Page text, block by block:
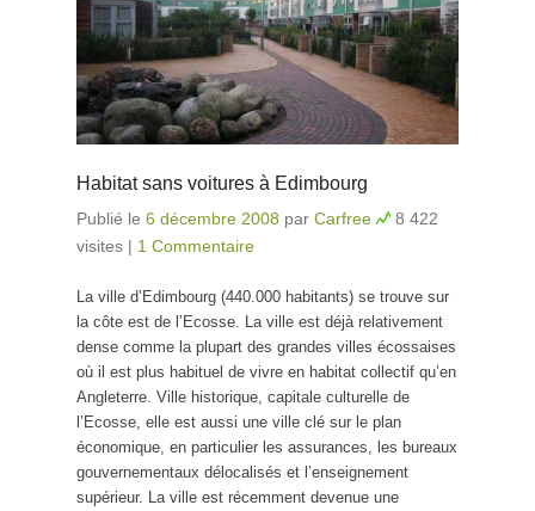
Habitat sans voitures à Edimbourg
Publié le 6 décembre 2008 par Carfree
8 422
visites | 1 Commentaire
La ville d’Edimbourg (440.000 habitants) se trouve sur
la côte est de l’Ecosse. La ville est déjà relativement
dense comme la plupart des grandes villes écossaises
où il est plus habituel de vivre en habitat collectif qu’en
Angleterre. Ville historique, capitale culturelle de
l’Ecosse, elle est aussi une ville clé sur le plan
économique, en particulier les assurances, les bureaux
gouvernementaux délocalisés et l’enseignement
supérieur. La ville est récemment devenue une